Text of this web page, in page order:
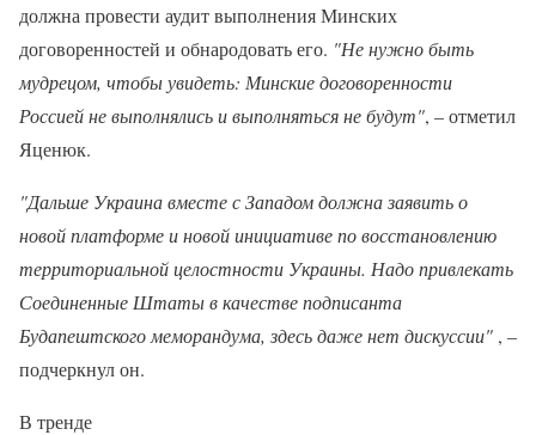
должна провести аудит выполнения Минских
договоренностей и обнародовать его. "Не нужно быть
мудрецом, чтобы увидеть: Минские договоренности
Россией не выполнялись и выполняться не будут", – отметил
Яценюк.
"Дальше Украина вместе с Западом должна заявить о
новой платформе и новой инициативе по восстановлению
территориальной целостности Украины. Надо привлекать
Соединенные Штаты в качестве подписанта
Будапештского меморандума, здесь даже нет дискуссии" , –
подчеркнул он.
В тренде